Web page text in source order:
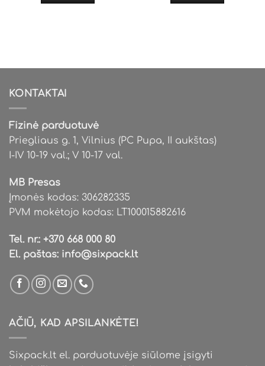
KONTAKTAI
Fizinė parduotuvė
Priegliaus g. 1, Vilnius (PC Pupa, II aukštas)
I-IV 10-19 val.; V 10-17 val.
MB Presas
Įmonės kodas: 306282335
PVM mokėtojo kodas: LT100015882616
Tel. nr.: +370 668 000 80
El. paštas: info@sixpack.lt
AČIŪ, KAD APSILANKĖTE!
Sixpack.lt el. parduotuvėje siūlome įsigyti